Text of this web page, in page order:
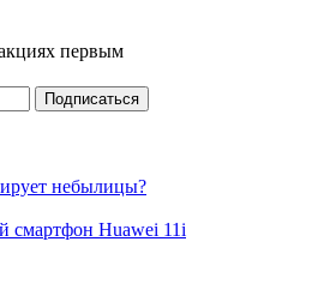
первым
небылицы?
смартфон Huawei 11i